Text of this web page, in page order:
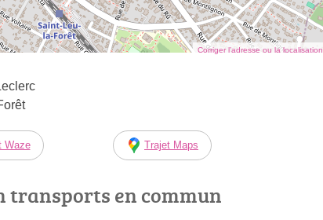
Corriger l’adresse ou la localisation
Waze Trajet Maps
transports en commun